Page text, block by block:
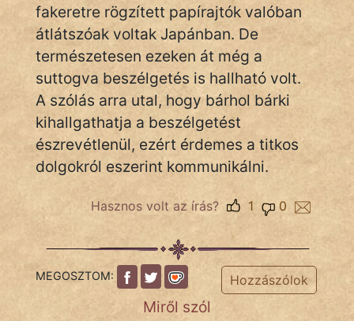
PSZICHO
ZENE
ÉLETMÓD
MAGYARSÁG
TÖRTÉNELEM
Népszerű szerzőink:
fakeretre rögzített papírajtók valóban
átlátszóak voltak Japánban. De
természetesen ezeken át még a
suttogva beszélgetés is hallható volt.
A szólás arra utal, hogy bárhol bárki
kihallgathatja a beszélgetést
észrevétlenül, ezért érdemes a titkos
dolgokról eszerint kommunikálni.
Hasznos volt az írás? 0
1
MEGOSZTOM: Hozzászólok
Miről szól